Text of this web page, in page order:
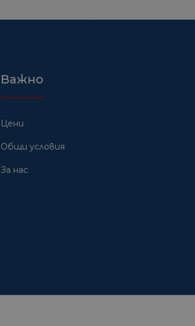
Важно
Цени
Общи условия
За нас